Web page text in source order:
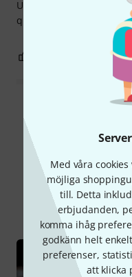
Med våra
möjliga
till. Detta
erbjudanden,
komma ihåg
godkänn helt
preferenser,
att klicka
Used as stand for Roland
quality and stands rock-
Läs
Alla